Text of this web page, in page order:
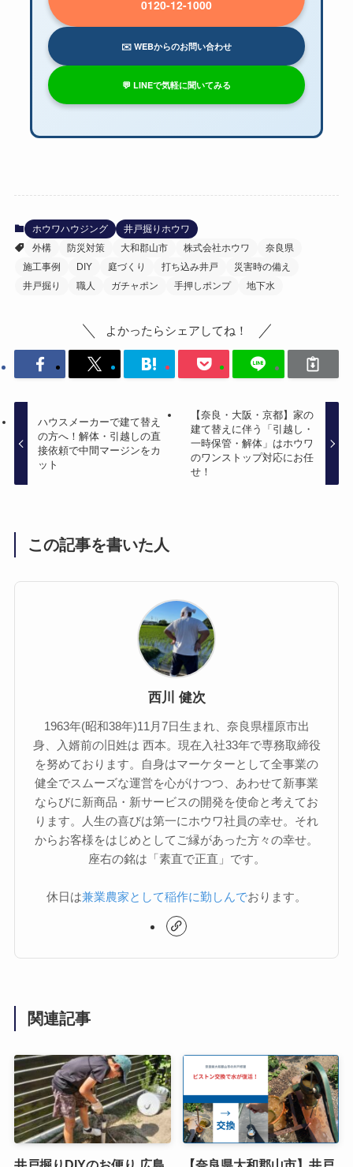
0120-12-1000
✉️ WEBからのお問い合わせ
💬 LINEで気軽に聞いてみる
ホウワハウジング
井戸掘りホウワ
外構
防災対策 大和郡山市 株式会社ホウワ
奈良県
施工事例
DIY 庭づくり 打ち込み井戸
災害時の備え
井戸掘り
職人 ガチャポン 手押しポンプ 地下水
よかったらシェアしてね！
ハウスメーカーで建て替え
の方へ！解体・引越しの直
接依頼で中間マージンをカ
ット
【奈良・大阪・京都】家の
建て替えに伴う「引越し・
一時保管・解体」はホウワ
のワンストップ対応にお任
せ！
この記事を書いた人
西川 健次
1963年(昭和38年)11月7日生まれ、奈良県橿原市出
身、入婿前の旧姓は 西本。現在入社33年で専務取締役
を努めております。自身はマーケターとして全事業の
健全でスムーズな運営を心がけつつ、あわせて新事業
ならびに新商品・新サービスの開発を使命と考えてお
ります。人生の喜びは第一にホウワ社員の幸せ。それ
からお客様をはじめとしてご縁があった方々の幸せ。
座右の銘は「素直で正直」です。
休日は兼業農家として稲作に勤しんでおります。
関連記事